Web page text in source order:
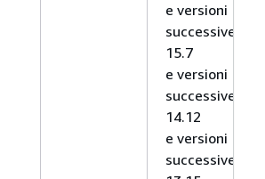
e versioni
successive,
15.7
e versioni
successive,
14.12
e versioni
successive,